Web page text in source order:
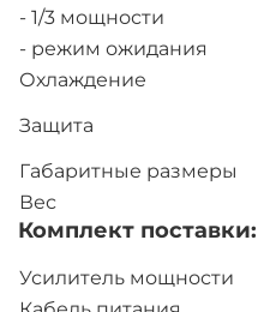
- 1/3 мощности
- режим ожидания
Охлаждение
Защита
Габаритные размеры
Вес
Комплект поставки:
Усилитель мощности